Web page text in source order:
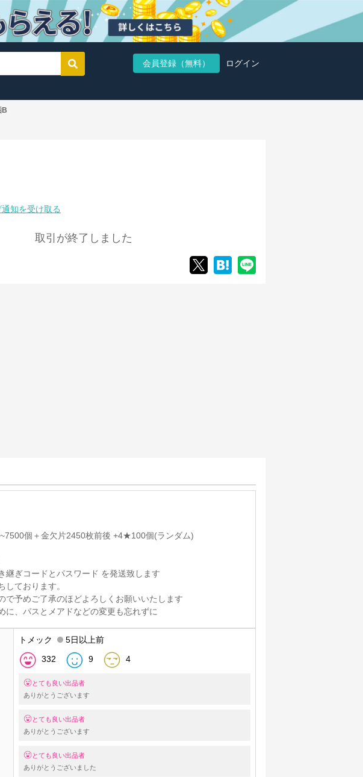
会員登録（無料） ログイン
B
知を受け取る
取引が終了しました
個＋金欠片2450枚前後 +4★100個(ランダム)
継ぎコードとパスワード を発送致します
しております。
で予めご了承のほどよろしくお願いいたします
に、パスとメアドなどの変更も忘れずに
トメック 5日以上前
332 9 4
とても良い出品者
ありがとうございます
とても良い出品者
ありがとうございます
とても良い出品者
ありがとうございました